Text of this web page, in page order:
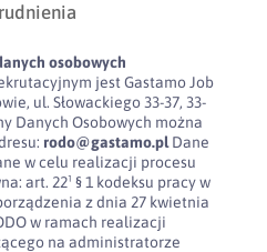
osobowych
jest Gastamo Job
ul. Słowackiego 33-37, 33-
Danych Osobowych można
rodo@gastamo.plDane
w celu realizacji procesu
art. 22¹ § 1 kodeksu pracy w
z dnia 27 kwietnia
w ramach realizacji
na administratorze